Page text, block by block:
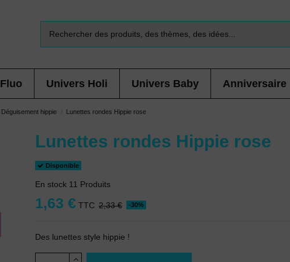
Univers Holi Univers Baby Anniversaire
Déguisement hippie Lunettes rondes Hippie rose
Lunettes rondes Hippie rose
Disponible
En stock 11 Produits
1,63 € TTC 2,33 € -30%
Des lunettes style hippie !